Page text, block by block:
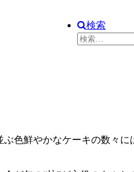
検索
検
色鮮やかなケーキの数々に